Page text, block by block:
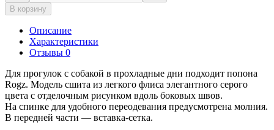
В корзину
Описание
Характеристики
Отзывы 0
Для прогулок с собакой в прохладные дни подходит попона
Rogz. Модель сшита из легкого флиса элегантного серого
цвета с отделочным рисунком вдоль боковых швов.
На спинке для удобного переодевания предусмотрена молния.
В передней части — вставка-сетка.